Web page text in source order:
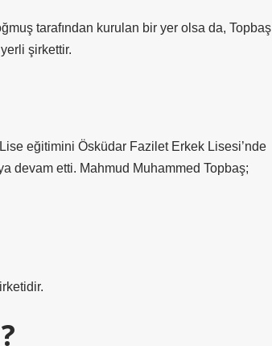
tarafından kurulan bir yer olsa da, Topbaş
şirkettir.
eğitimini Ösküdar Fazilet Erkek Lisesi’nde
devam etti. Mahmud Muhammed Topbaş;